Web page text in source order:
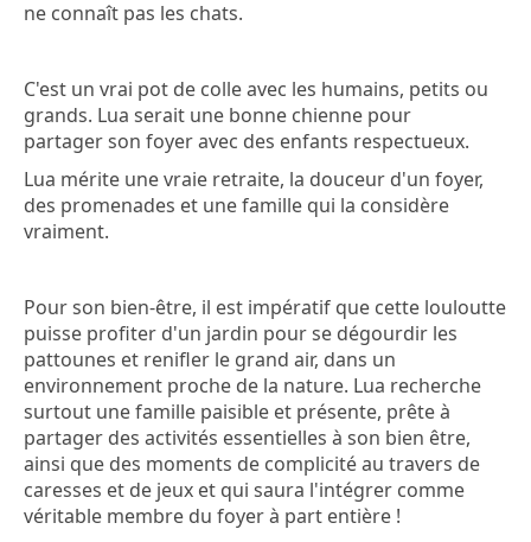
ne connaît pas les chats.
C'est un vrai pot de colle avec les humains, petits ou
grands. Lua serait une bonne chienne pour
partager son foyer avec des enfants respectueux.
Lua mérite une vraie retraite, la douceur d'un foyer,
des promenades et une famille qui la considère
vraiment.
Pour son bien-être, il est impératif que cette louloutte
puisse profiter d'un jardin pour se dégourdir les
pattounes et renifler le grand air, dans un
environnement proche de la nature. Lua recherche
surtout une famille paisible et présente, prête à
partager des activités essentielles à son bien être,
ainsi que des moments de complicité au travers de
caresses et de jeux et qui saura l'intégrer comme
véritable membre du foyer à part entière !